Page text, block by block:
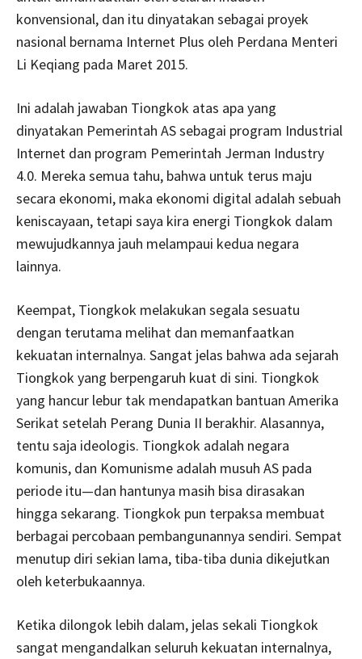
konvensional, dan itu dinyatakan sebagai proyek
nasional bernama Internet Plus oleh Perdana Menteri
Li Keqiang pada Maret 2015.
Ini adalah jawaban Tiongkok atas apa yang
dinyatakan Pemerintah AS sebagai program Industrial
Internet dan program Pemerintah Jerman Industry
4.0. Mereka semua tahu, bahwa untuk terus maju
secara ekonomi, maka ekonomi digital adalah sebuah
keniscayaan, tetapi saya kira energi Tiongkok dalam
mewujudkannya jauh melampaui kedua negara
lainnya.
Keempat, Tiongkok melakukan segala sesuatu
dengan terutama melihat dan memanfaatkan
kekuatan internalnya. Sangat jelas bahwa ada sejarah
Tiongkok yang berpengaruh kuat di sini. Tiongkok
yang hancur lebur tak mendapatkan bantuan Amerika
Serikat setelah Perang Dunia II berakhir. Alasannya,
tentu saja ideologis. Tiongkok adalah negara
komunis, dan Komunisme adalah musuh AS pada
periode itu—dan hantunya masih bisa dirasakan
hingga sekarang. Tiongkok pun terpaksa membuat
berbagai percobaan pembangunannya sendiri. Sempat
menutup diri sekian lama, tiba-tiba dunia dikejutkan
oleh keterbukaannya.
Ketika dilongok lebih dalam, jelas sekali Tiongkok
sangat mengandalkan seluruh kekuatan internalnya,